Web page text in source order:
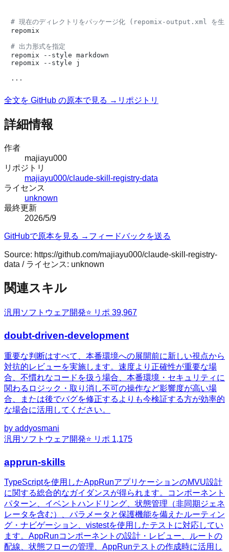
# 現在のディレクトリをパッケージ化 (repomix-output.xml を生
repomix
# 出力形式を指定
repomix --style markdown
repomix --style j
全文を GitHub の原本で見る → リポジトリ
詳細情報
作者
majiayu000
リポジトリ
majiayu000/claude-skill-registry-data
ライセンス
unknown
最終更新
2026/5/9
GitHubで原本を見る → フィードバックを送る
Source: https://github.com/majiayu000/claude-skill-registry-
data / ライセンス: unknown
関連スキル
汎用 ソフトウェア開発⭐ リポ 39,967
doubt-driven-development
重要な判断はすべて、本番環境への展開前に新しい視点から
対抗的レビューを実施します。速度より正確性が重要な場
合、不慣れなコードを扱う場合、本番環境・セキュリティに
関わるロジック・取り消し不可の操作など影響度が高い場
合、または後でバグを修正するよりも今検証する方が効率的
な場合に活用してください。
by addyosmani
汎用 ソフトウェア開発⭐ リポ 1,175
apprun-skills
TypeScriptを使用したAppRunアプリケーションのMVU設計
に関する総合的なガイダンスが得られます。コンポーネント
パターン、イベントハンドリング、状態管理（非同期ジェネ
レータを含む）、パラメータと保護機能を備えたルーティン
グ・ナビゲーション、vistestを使用したテストに対応してい
ます。AppRunコンポーネントの設計・レビュー、ルートの
配線、状態フローの管理、AppRunテストの作成時に活用し